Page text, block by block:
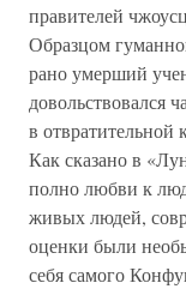
правителей
Образцом
рано умерший
довольствовался
в отвратительной
Как сказано в
полно любви к
живых людей,
оценки были
себя самого